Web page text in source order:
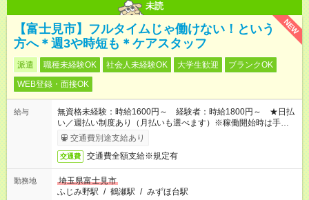
未読
NEW
【富士見市】フルタイムじゃ働けない！という
方へ＊週3や時短も＊ケアスタッフ
派遣 職種未経験OK 社会人未経験OK 大学生歓迎
ブランクOK
WEB登録・面接OK
給与
無資格未経験：時給1600円～ 経験者：時給1800円～ ★日払
い／週払い制度あり（月払いも選べます）※稼働開始時は手続き
完了次第のお支払いとなります。
交通費別途支給あり
交通費 交通費全額支給※規定有
勤務地
埼玉県富士見市
ふじみ野駅 / 鶴瀬駅 / みずほ台駅